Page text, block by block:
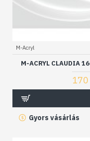
M-Acryl
M-ACRYL CLAUDIA
Gyors vásárlás